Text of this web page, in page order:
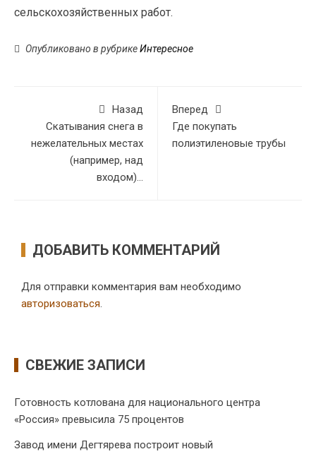
сельскохозяйственных работ.
Опубликовано в рубрикеИнтересное
Назад
Скатывания снега в
нежелательных местах
(например, над
входом)…
Вперед
Где покупать
полиэтиленовые трубы
ДОБАВИТЬ КОММЕНТАРИЙ
Для отправки комментария вам необходимо
авторизоваться.
СВЕЖИЕ ЗАПИСИ
Готовность котлована для национального центра
«Россия» превысила 75 процентов
Завод имени Дегтярева построит новый